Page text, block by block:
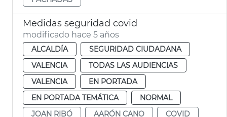
Medidas seguridad covid
modificado hace 5 años
ALCALDÍA
SEGURIDAD CIUDADANA
VALENCIA
TODAS LAS AUDIENCIAS
VALENCIA
EN PORTADA
EN PORTADA TEMÁTICA
NORMAL
JOAN RIBÓ
AARÓN CANO
COVID